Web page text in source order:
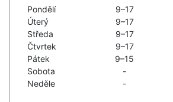
Pondělí
9–17
Úterý
9–17
Středa
9–17
Čtvrtek
9–17
Pátek
9–15
Sobota
-
Neděle
-